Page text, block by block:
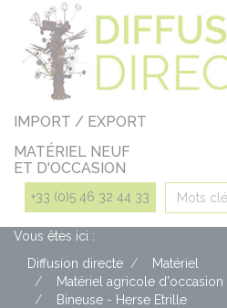
IMPORT / EXPORT
MATÉRIEL NEUF
ET D'OCCASION
+33 (0)5 46 32 44 33 Rechercher
Vous êtes ici :
Diffusion directe
Matériel
Matériel agricole d'occasion
Bineuse - Herse Etrille
Panneau de gestion des cookies